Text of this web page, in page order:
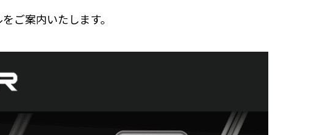
ご案内いたします。